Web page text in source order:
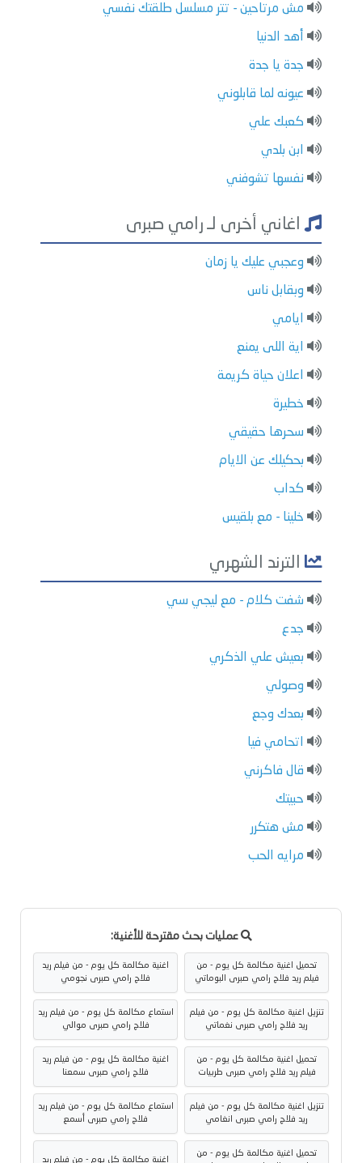
مش مرتاحين - تتر مسلسل طلقتك نفسي
أهد الدنيا
جدة يا جدة
عيونه لما قابلوني
كعبك علي
ابن بلدي
نفسها تشوفني
اغاني أخرى لـ رامي صبرى
وعجبي عليك يا زمان
وبقابل ناس
ايامي
اية اللى يمنع
اعلان حياة كريمة
خطيرة
سحرها حقيقي
بحكيلك عن الايام
كداب
خلينا - مع بلقيس
الترند الشهري
شفت كلام - مع ليجي سي
جدع
بعيش علي الذكري
وصولي
بعدك وجع
اتحامي فيا
قال فاكرني
حبيتك
مش هتكرر
مرايه الحب
عمليات بحث مقترحة للأغنية:
تحميل اغنية مكالمة كل يوم - من
فيلم ريد فلاج رامي صبرى البوماتي
اغنية مكالمة كل يوم - من فيلم ريد
فلاج رامي صبرى نجومي
تنزيل اغنية مكالمة كل يوم - من فيلم
ريد فلاج رامي صبرى نغماتي
استماع مكالمة كل يوم - من فيلم ريد
فلاج رامي صبرى موالي
تحميل اغنية مكالمة كل يوم - من
فيلم ريد فلاج رامي صبرى طربيات
اغنية مكالمة كل يوم - من فيلم ريد
فلاج رامي صبرى سمعنا
تنزيل اغنية مكالمة كل يوم - من فيلم
ريد فلاج رامي صبرى انغامي
استماع مكالمة كل يوم - من فيلم ريد
فلاج رامي صبرى أسمع
تحميل اغنية مكالمة كل يوم - من
اغنية مكالمة كل يوم - من فيلم ريد